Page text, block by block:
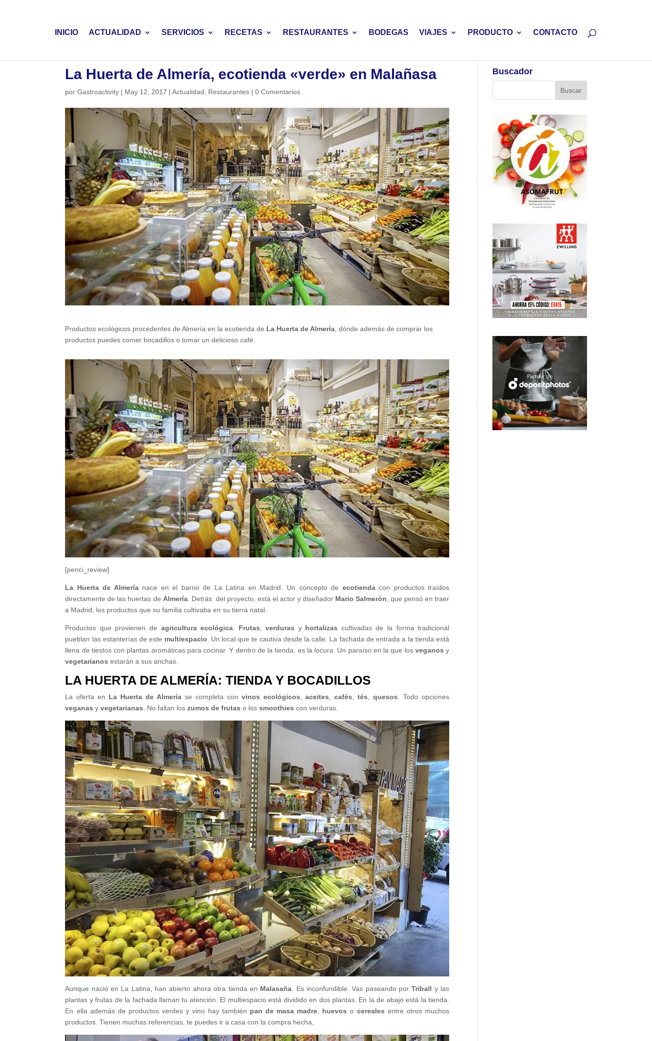
INICIO ACTUALIDAD SERVICIOS RECETAS RESTAURANTES BODEGAS VIAJES PRODUCTO CONTACTO
La Huerta de Almería, ecotienda «verde» en Malañasa
porGastroactivity | May 12, 2017 |Actualidad Restaurantes |0 Comentarios
Productos ecológicos procedentes de Almería en la ecotienda de La Huerta de Almería, dónde además de comprar los
productos puedes comer bocadillos o tomar un delicioso café.
[penci_review]
La Huerta de Almeríanace en el barrio de La Latina en Madrid. Un concepto de ecotiendacon productos traídos
directamente de las huertas de Almería. Detrás del proyecto, está el actor y diseñador Mario Salmerón , que pensó en traer
a Madrid, los productos que su familia cultivaba en su tierra natal.
Productos que provienen de agricultura ecológica Frutas ,verduras y hortalizas cultivadas de la forma tradicional
pueblan las estanterías de este multiespacio . Un local que te cautiva desde la calle. La fachada de entrada a la tienda está
llena de tiestos con plantas aromáticas para cocinar. Y dentro de la tienda. es la locura. Un paraíso en la que los veganos y
vegetarianos estarán a sus anchas.
LA HUERTA DE ALMERÍA: TIENDA Y BOCADILLOS
La oferta en La Huerta de Almeríase completa con vinos ecológicos ,aceites ,cafés ,tés ,quesos . Todo opciones
veganas yvegetarianas . No faltan loszumos de frutas o lossmoothies con verduras.
Aunque nació en La Latina, han abierto ahora otra tienda en Malasaña . Es inconfundible. Vas paseando porTriball y las
plantas y frutas de la fachada llaman tu atención. El multiespacio está dividido en dos plantas. En la de abajo está la tienda.
En ella además de productos verdes y vino hay también pan de masa madre huevos o cereales entre otros muchos
productos. Tienen muchas referencias, te puedes ir a casa con la compra hecha,
Buscador